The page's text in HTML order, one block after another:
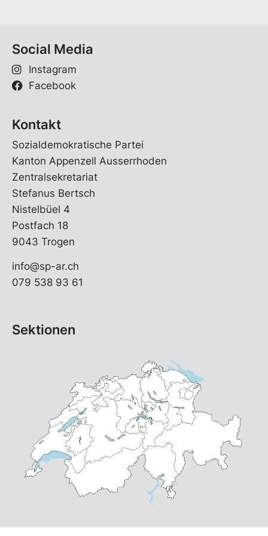
Social Media
Instagram
Facebook
Kontakt
Sozialdemokratische Partei
Kanton Appenzell Ausserrhoden
Zentralsekretariat
Stefanus Bertsch
Nistelbüel 4
Postfach 18
9043 Trogen
info@sp-ar.ch
079 538 93 61
Sektionen